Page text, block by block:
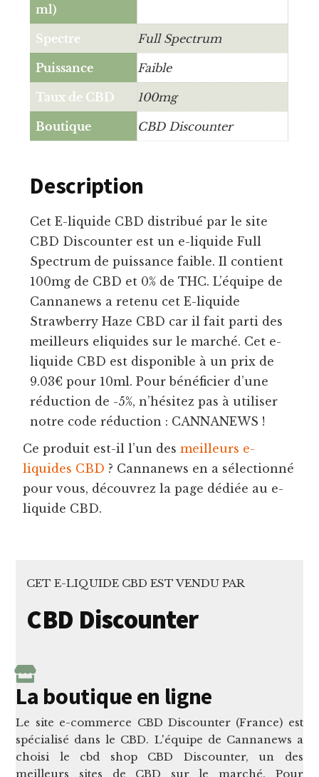
ml)
Spectre Full Spectrum
Puissance Faible
Taux de CBD 100mg
Boutique CBD Discounter
Description
Cet E-liquide CBD distribué par le site
CBD Discounter est un e-liquide Full
Spectrum de puissance faible. Il contient
100mg de CBD et 0% de THC. L’équipe de
Cannanews a retenu cet E-liquide
Strawberry Haze CBD car il fait parti des
meilleurs eliquides sur le marché. Cet e-
liquide CBD est disponible à un prix de
9.03€ pour 10ml. Pour bénéficier d’une
réduction de -5%, n’hésitez pas à utiliser
notre code réduction : CANNANEWS !
Ce produit est-il l’un desmeilleurs e-
liquides CBD ? Cannanews en a sélectionné
pour vous, découvrez la page dédiée au e-
liquide CBD.
CET E-LIQUIDE CBD EST VENDU PAR
CBD Discounter
La boutique en ligne
Le site e-commerce CBD Discounter (France) est
spécialisé dans le CBD. L'équipe de Cannanews a
choisi le cbd shop CBD Discounter, un des
meilleurs sites de CBD sur le marché. Pour